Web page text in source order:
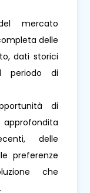
mercato
delle
dati storici
periodo di
di
delle
preferenze
che